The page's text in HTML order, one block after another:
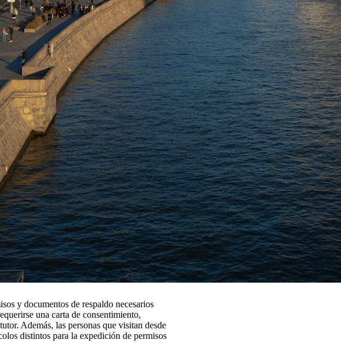
y documentos de respaldo necesarios
una carta de consentimiento,
Además, las personas que visitan desde
distintos para la expedición de permisos